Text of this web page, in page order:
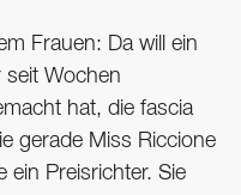
Frauen: Da will ein
seit Wochen
hat, die fascia
gerade Miss Riccione
ein Preisrichter. Sie